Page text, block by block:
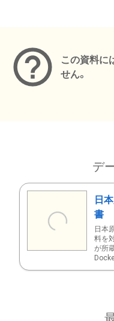
この資料に
せん。
デ
日
書
日本
料を
が所